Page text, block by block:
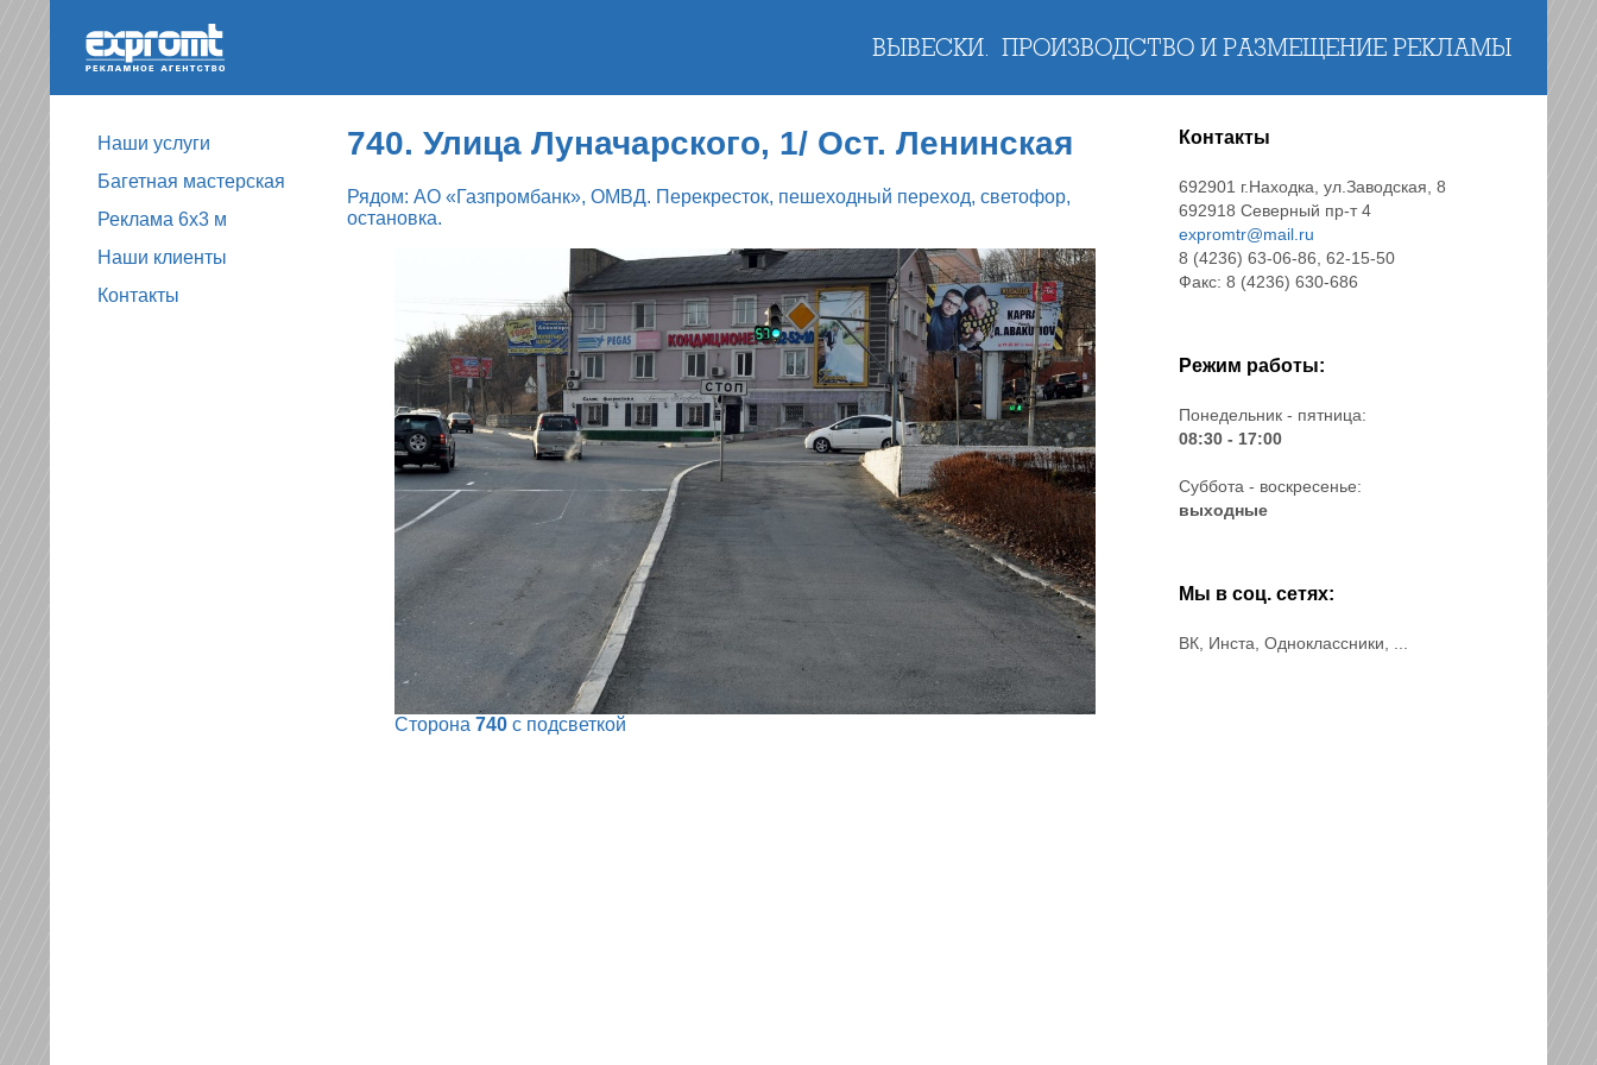
ВЫВЕСКИ. ПРОИЗВОДСТВО И РАЗМЕЩЕНИЕ РЕКЛАМЫ
Наши услуги
Багетная мастерская
Реклама 6х3 м
Наши клиенты
Контакты
740. Улица Луначарского, 1/ Ост. Ленинская
Рядом: АО «Газпромбанк», ОМВД. Перекресток, пешеходный переход, светофор,
остановка.
Сторона 740 с подсветкой
Контакты
692901 г.Находка, ул.Заводская, 8
692918 Северный пр-т 4
expromtr@mail.ru
8 (4236) 63-06-86, 62-15-50
Факс: 8 (4236) 630-686
Режим работы:
Понедельник - пятница:
08:30 - 17:00
Суббота - воскресенье:
выходные
Мы в соц. сетях:
ВК, Инста, Одноклассники, ...